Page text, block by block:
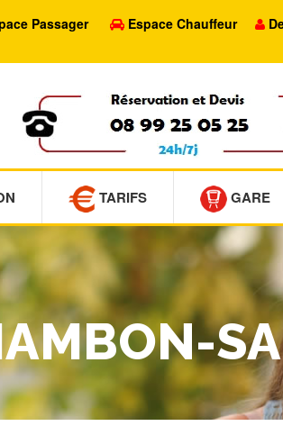
Passager Espace Chauffeur
TARIFS GARE